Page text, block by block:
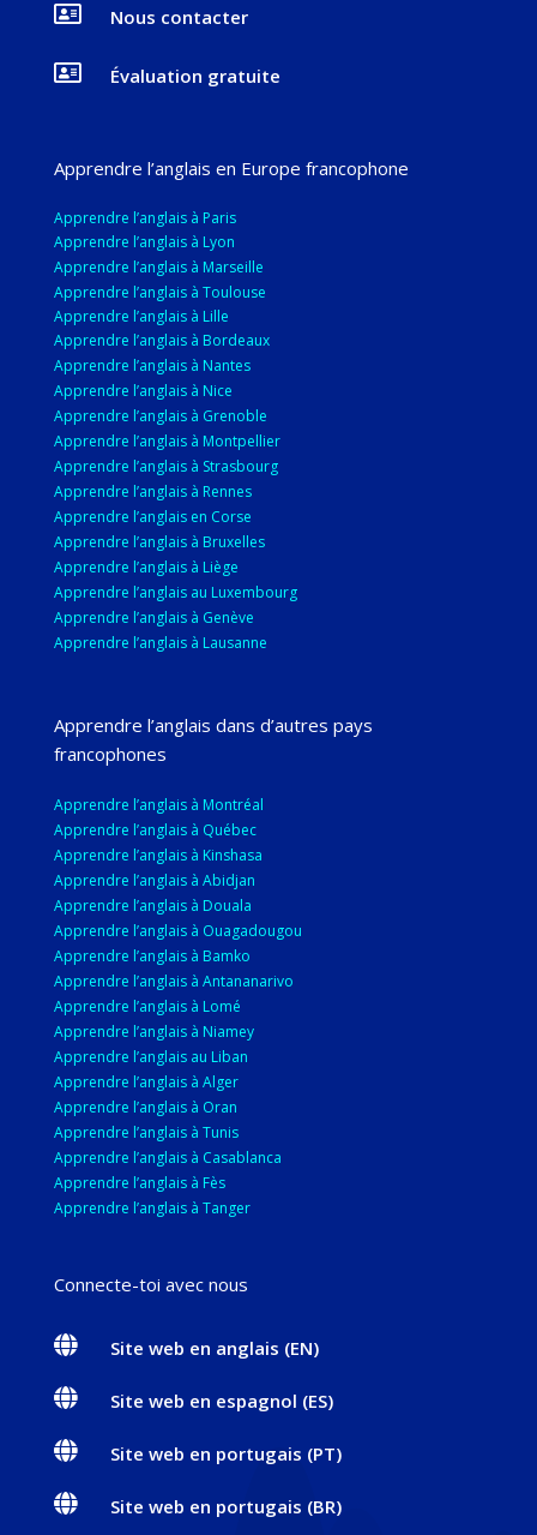
 Nous contacter
 Évaluation gratuite
Apprendre l’anglais en Europe francophone
Apprendre l’anglais à Paris
Apprendre l’anglais à Lyon
Apprendre l’anglais à Marseille
Apprendre l’anglais à Toulouse
Apprendre l’anglais à Lille
Apprendre l’anglais à Bordeaux
Apprendre l’anglais à Nantes
Apprendre l’anglais à Nice
Apprendre l’anglais à Grenoble
Apprendre l’anglais à Montpellier
Apprendre l’anglais à Strasbourg
Apprendre l’anglais à Rennes
Apprendre l’anglais en Corse
Apprendre l’anglais à Bruxelles
Apprendre l’anglais à Liège
Apprendre l’anglais au Luxembourg
Apprendre l’anglais à Genève
Apprendre l’anglais à Lausanne
Apprendre l’anglais dans d’autres pays
francophones
Apprendre l’anglais à Montréal
Apprendre l’anglais à Québec
Apprendre l’anglais à Kinshasa
Apprendre l’anglais à Abidjan
Apprendre l’anglais à Douala
Apprendre l’anglais à Ouagadougou
Apprendre l’anglais à Bamko
Apprendre l’anglais à Antananarivo
Apprendre l’anglais à Lomé
Apprendre l’anglais à Niamey
Apprendre l’anglais au Liban
Apprendre l’anglais à Alger
Apprendre l’anglais à Oran
Apprendre l’anglais à Tunis
Apprendre l’anglais à Casablanca
Apprendre l’anglais à Fès
Apprendre l’anglais à Tanger
Connecte-toi avec nous
 Site web en anglais (EN)
 Site web en espagnol (ES)
 Site web en portugais (PT)
 Site web en portugais (BR)